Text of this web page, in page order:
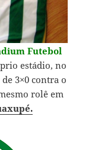
Futebol
estádio, no
3×0 contra o
rolê em